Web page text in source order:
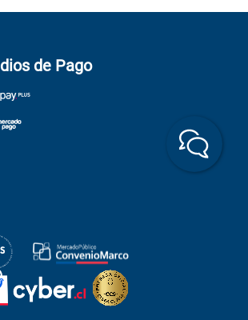
de Pago